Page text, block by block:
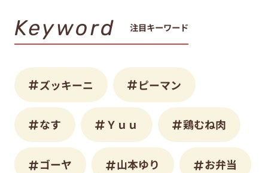
Keyword 注目キーワード
ズッキーニ ピーマン
なす Ｙｕｕ 鶏むね肉
ゴーヤ 山本ゆり お弁当